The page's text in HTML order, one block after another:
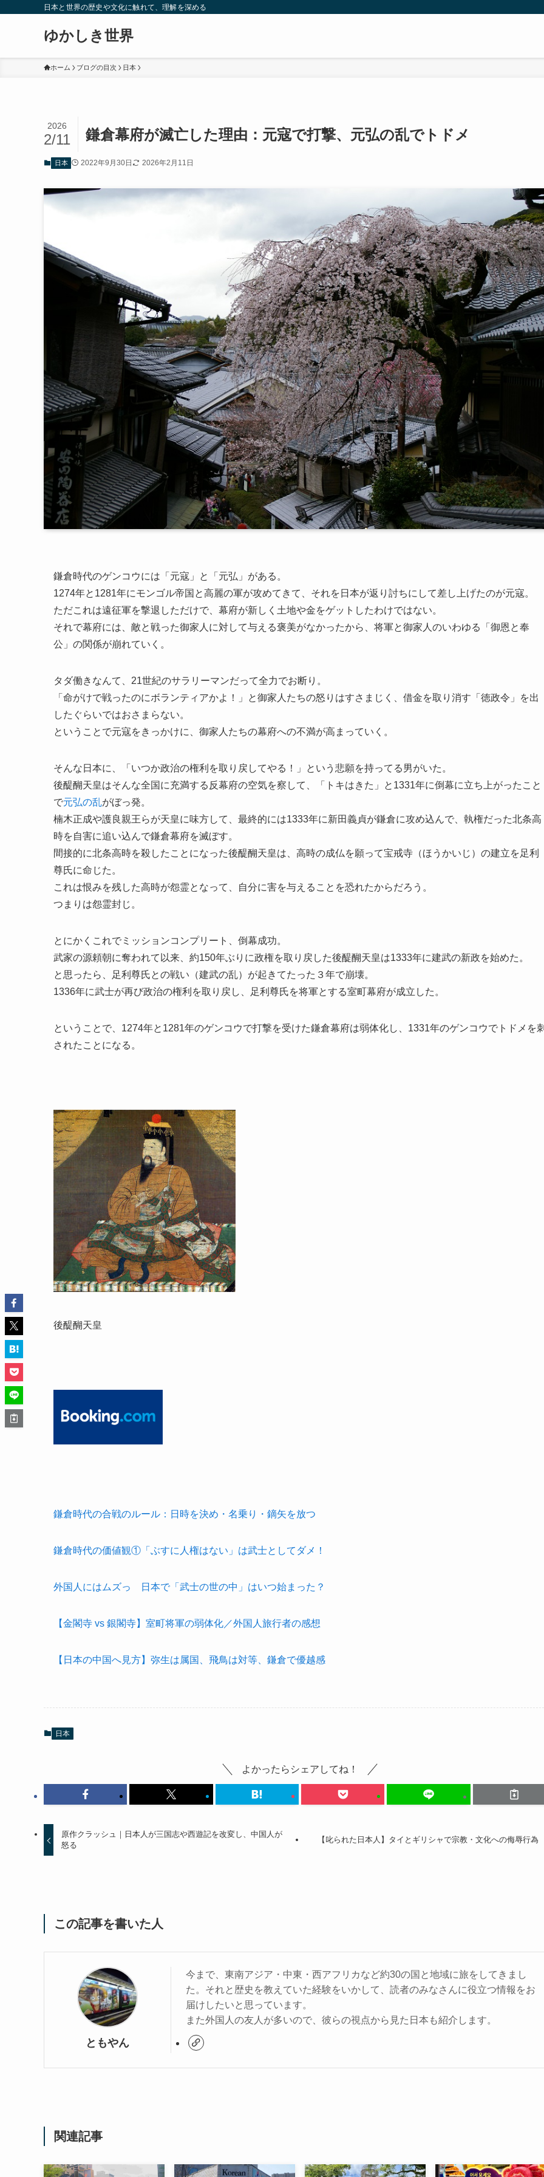
日本と世界の歴史や文化に触れて、理解を深める
ゆかしき世界
ホーム ブログの目次 日本
鎌倉幕府が滅亡した理由：元寇で打撃、元弘の乱でトドメ
2026
2/11
日本 2022年9月30日 2026年2月11日
鎌倉時代のゲンコウには「元寇」と「元弘」がある。
1274年と1281年にモンゴル帝国と高麗の軍が攻めてきて、それを日本が返り討ちにして差し上げたのが元寇。
ただこれは遠征軍を撃退しただけで、幕府が新しく土地や金をゲットしたわけではない。
それで幕府には、敵と戦った御家人に対して与える褒美がなかったから、将軍と御家人のいわゆる「御恩と奉
公」の関係が崩れていく。
タダ働きなんて、21世紀のサラリーマンだって全力でお断り。
「命がけで戦ったのにボランティアかよ！」と御家人たちの怒りはすさまじく、借金を取り消す「徳政令」を出
したぐらいではおさまらない。
ということで元寇をきっかけに、御家人たちの幕府への不満が高まっていく。
そんな日本に、「いつか政治の権利を取り戻してやる！」という悲願を持ってる男がいた。
後醍醐天皇はそんな全国に充満する反幕府の空気を察して、「トキはきた」と1331年に倒幕に立ち上がったこと
で元弘の乱がぼっ発。
楠木正成や護良親王らが天皇に味方して、最終的には1333年に新田義貞が鎌倉に攻め込んで、執権だった北条高
時を自害に追い込んで鎌倉幕府を滅ぼす。
間接的に北条高時を殺したことになった後醍醐天皇は、高時の成仏を願って宝戒寺（ほうかいじ）の建立を足利
尊氏に命じた。
これは恨みを残した高時が怨霊となって、自分に害を与えることを恐れたからだろう。
つまりは怨霊封じ。
とにかくこれでミッションコンプリート、倒幕成功。
武家の源頼朝に奪われて以来、約150年ぶりに政権を取り戻した後醍醐天皇は1333年に建武の新政を始めた。
と思ったら、足利尊氏との戦い（建武の乱）が起きてたった３年で崩壊。
1336年に武士が再び政治の権利を取り戻し、足利尊氏を将軍とする室町幕府が成立した。
ということで、1274年と1281年のゲンコウで打撃を受けた鎌倉幕府は弱体化し、1331年のゲンコウでトドメを
されたことになる。
後醍醐天皇
鎌倉時代の合戦のルール：日時を決め・名乗り・鏑矢を放つ
鎌倉時代の価値観①「ぶすに人権はない」は武士としてダメ！
外国人にはムズっ 日本で「武士の世の中」はいつ始まった？
【金閣寺 vs 銀閣寺】室町将軍の弱体化／外国人旅行者の感想
【日本の中国へ見方】弥生は属国、飛鳥は対等、鎌倉で優越感
日本
よかったらシェアしてね！
原作クラッシュ｜日本人が三国志や西遊記を改変し、中国人が
怒る
【叱られた日本人】タイとギリシャで宗教・文化への侮辱行為
この記事を書いた人
ともやん
今まで、東南アジア・中東・西アフリカなど約30の国と地域に旅をしてきまし
た。それと歴史を教えていた経験をいかして、読者のみなさんに役立つ情報をお
届けしたいと思っています。
また外国人の友人が多いので、彼らの視点から見た日本も紹介します。
関連記事